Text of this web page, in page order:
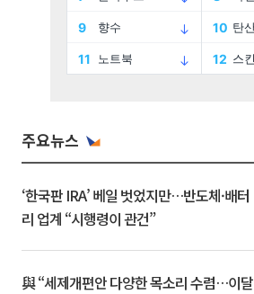
주요뉴스
‘한국판 IRA’ 베일 벗었지만…반도체·배터
리 업계 “시행령이 관건”
與 “세제개편안 다양한 목소리 수렴…이달